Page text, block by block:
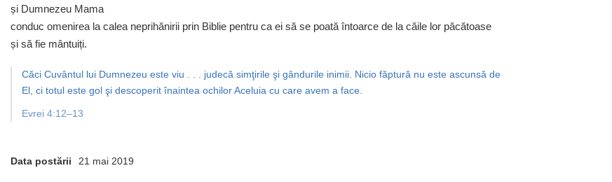
și Dumnezeu Mama
conduc omenirea la calea neprihănirii prin Biblie pentru ca ei să se poată întoarce de la căile lor păcătoase
și să fie mântuiți.
Căci Cuvântul lui Dumnezeu este viu . . . judecă simţirile şi gândurile inimii. Nicio făptură nu este ascunsă de
El, ci totul este gol şi descoperit înaintea ochilor Aceluia cu care avem a face.
Evrei 4:12–13
Data postării 21 mai 2019